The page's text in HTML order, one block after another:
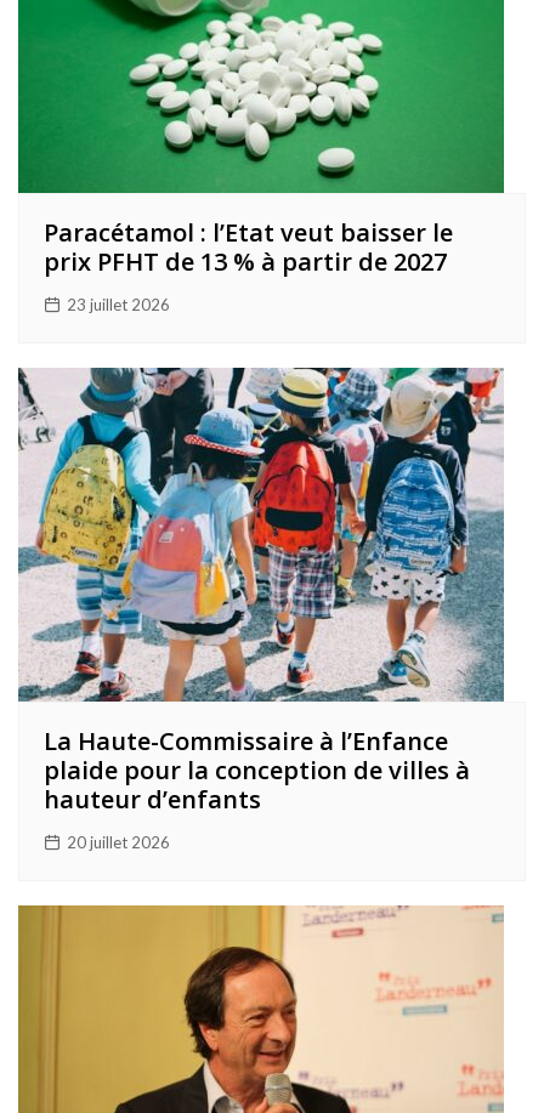
Paracétamol : l’Etat veut baisser le
prix PFHT de 13 % à partir de 2027
23 juillet 2026
La Haute-Commissaire à l’Enfance
plaide pour la conception de villes à
hauteur d’enfants
20 juillet 2026